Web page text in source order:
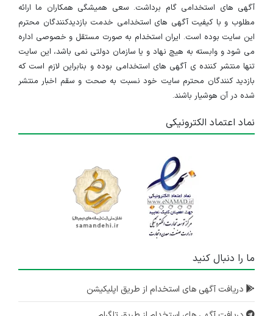
آگهی های استخدامی گام برداشت. سعی همیشگی همکاران ما ارائه
مطلوب و با کیفیت آگهی های استخدامی خدمت بازدیدکنندگان محترم
این سایت بوده است. ایران استخدام به صورت مستقل و خصوصی اداره
می شود و وابسته به هیچ نهاد و یا سازمان دولتی نمی باشد، این سایت
تنها منتشر کننده ی آگهی های استخدامی بوده و بنابراین لازم است که
بازدید کنندگان محترم سایت خود نسبت به صحت و سقم اخبار منتشر
شده در آن هوشیار باشند.
نماد اعتماد الکترونیکی
ما را دنبال کنید
دریافت آگهی های استخدام از طریق اپلیکیشن